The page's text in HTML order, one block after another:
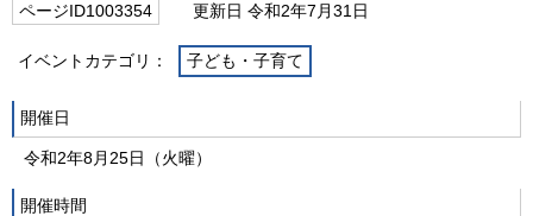
ページID1003354 更新日 令和2年7月31日
イベントカテゴリ： 子ども・子育て
開催日
令和2年8月25日（火曜）
開催時間